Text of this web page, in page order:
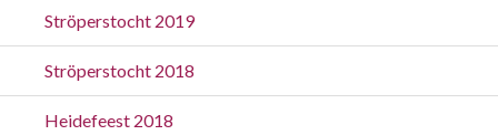
Ströperstocht 2019
Ströperstocht 2018
Heidefeest 2018